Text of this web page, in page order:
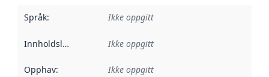
Språk: Ikke oppgitt
Innholdsleverandører :
Ikke oppgitt
Opphav: Ikke oppgitt